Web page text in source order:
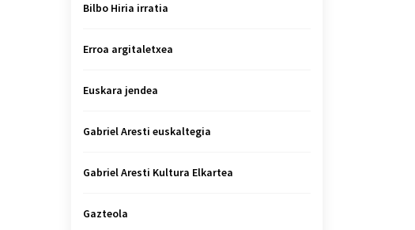
Bilbo Hiria irratia
Erroa argitaletxea
Euskara jendea
Gabriel Aresti euskaltegia
Gabriel Aresti Kultura Elkartea
Gazteola